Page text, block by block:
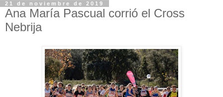
21 de noviembre de 2019
Ana María Pascual corrió el Cross
Nebrija